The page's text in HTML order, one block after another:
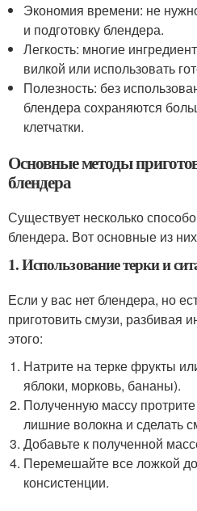
Экономия времени: не
и подготовку блендера.
Легкость: многие
вилкой или использовать
Полезность: без
блендера сохраняются
клетчатки.
Основные методы
блендера
Существует несколько
блендера. Вот основные из
1. Использование терки и
Если у вас нет блендера, но
приготовить смузи, разбивая
этого:
Натрите на терке фрукты
яблоки, морковь, бананы).
Полученную массу
лишние волокна и сделать
Добавьте к полученной
Перемешайте все ложкой
консистенции.